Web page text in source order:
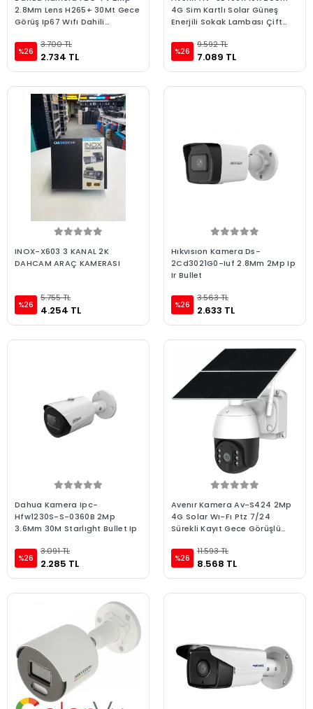
2.8Mm Lens H265+ 30Mt Gece
Görüş Ip67 Wıfı Dahili
%26
3.700 TL
2.734 TL
4G Sim Kartlı Solar Güneş
Enerjili Sokak Lambası Çift
%26
9.592 TL
7.089 TL
INOX-X603 3 KANAL 2K
DAHCAM ARAÇ KAMERASI
%26
5.755 TL
4.254 TL
Hıkvısıon Kamera Ds-
2Cd3021G0-Iuf 2.8Mm 2Mp Ip
Ir Bullet
%26
3.563 TL
2.633 TL
Dahua Kamera Ipc-
Hfw1230S-S-0360B 2Mp
3.6Mm 30M Starlıght Bullet Ip
%26
3.091 TL
2.285 TL
Avenır Kamera Av-S424 2Mp
4G Solar Wı-Fı Ptz 7/24
Sürekli Kayıt Gece Görüşlü
%26
11.593 TL
8.568 TL